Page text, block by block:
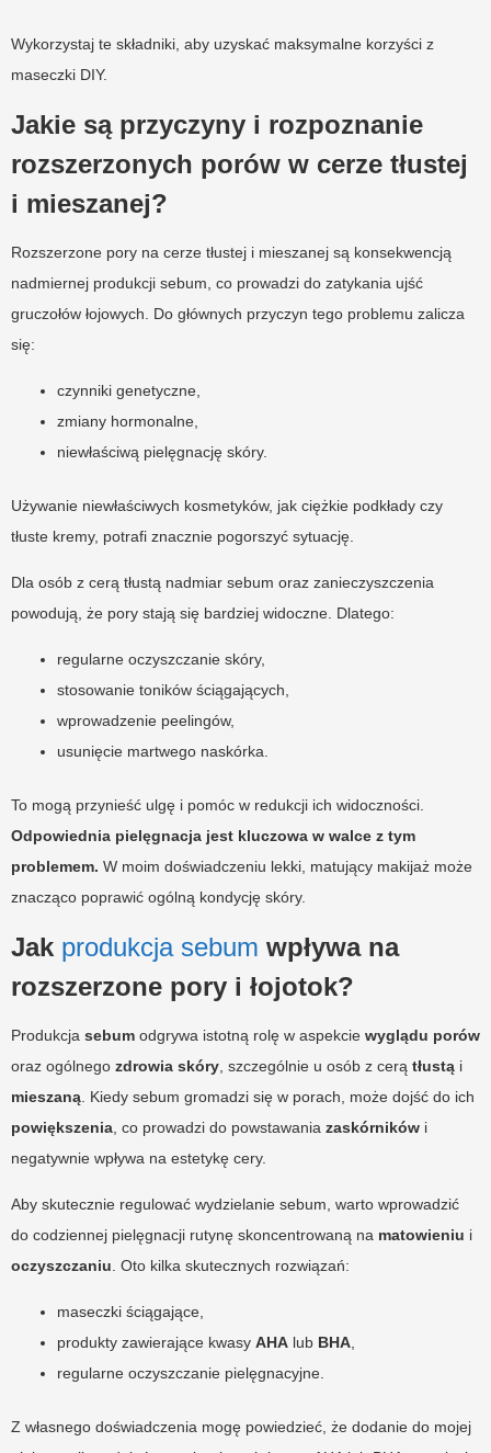
Wykorzystaj te składniki, aby uzyskać maksymalne korzyści z
maseczki DIY.
Jakie są przyczyny i rozpoznanie
rozszerzonych porów w cerze tłustej
i mieszanej?
Rozszerzone pory na cerze tłustej i mieszanej są konsekwencją
nadmiernej produkcji sebum, co prowadzi do zatykania ujść
gruczołów łojowych. Do głównych przyczyn tego problemu zalicza
się:
czynniki genetyczne,
zmiany hormonalne,
niewłaściwą pielęgnację skóry.
Używanie niewłaściwych kosmetyków, jak ciężkie podkłady czy
tłuste kremy, potrafi znacznie pogorszyć sytuację.
Dla osób z cerą tłustą nadmiar sebum oraz zanieczyszczenia
powodują, że pory stają się bardziej widoczne. Dlatego:
regularne oczyszczanie skóry,
stosowanie toników ściągających,
wprowadzenie peelingów,
usunięcie martwego naskórka.
To mogą przynieść ulgę i pomóc w redukcji ich widoczności.
Odpowiednia pielęgnacja jest kluczowa w walce z tym
problemem. W moim doświadczeniu lekki, matujący makijaż może
znacząco poprawić ogólną kondycję skóry.
Jak produkcja sebum wpływa na
rozszerzone pory i łojotok?
Produkcja sebum odgrywa istotną rolę w aspekcie wyglądu porów
oraz ogólnego zdrowia skóry , szczególnie u osób z cerą tłustą i
mieszaną . Kiedy sebum gromadzi się w porach, może dojść do ich
powiększenia , co prowadzi do powstawania zaskórników i
negatywnie wpływa na estetykę cery.
Aby skutecznie regulować wydzielanie sebum, warto wprowadzić
do codziennej pielęgnacji rutynę skoncentrowaną na matowieniu i
oczyszczaniu . Oto kilka skutecznych rozwiązań:
maseczki ściągające,
produkty zawierające kwasy AHA lub BHA
regularne oczyszczanie pielęgnacyjne.
Z własnego doświadczenia mogę powiedzieć, że dodanie do mojej